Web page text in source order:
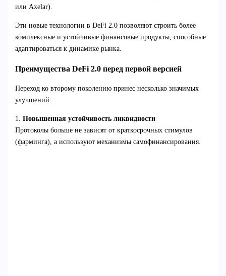
или Axelar).
Эти новые технологии в DeFi 2.0 позволяют строить более
комплексные и устойчивые финансовые продукты, способные
адаптироваться к динамике рынка.
Преимущества DeFi 2.0 перед первой версией
Переход ко второму поколению принес несколько значимых
улучшений:
1. Повышенная устойчивость ликвидности
Протоколы больше не зависят от краткосрочных стимулов
(фарминга), а используют механизмы самофинансирования.